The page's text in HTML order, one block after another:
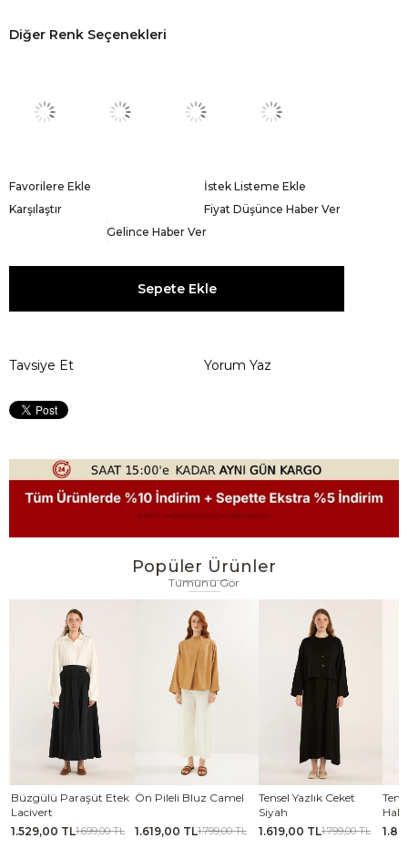
Diğer Renk Seçenekleri
Favorilere Ekle
İstek Listeme Ekle
Karşılaştır
Fiyat Düşünce Haber Ver
Gelince Haber Ver
Tavsiye Et Yorum Yaz
Popüler Ürünler
Tümünü Gör
Ön Pileli Bluz Camel
1.619,00 TL1.799,00 TL
Tensel Yazlık Ceket
1.619,00 TL1.799,00 TL
Tensel Jile Elbise Açık
Haki
1.889,00 TL2.099,00 TL